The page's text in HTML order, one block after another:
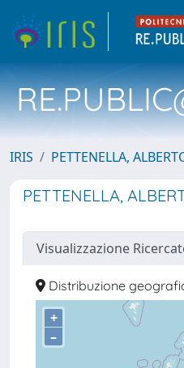
IRIS PETTENELLA,
PETTENELLA,
Visualizzazione
Distribuzione
+
–